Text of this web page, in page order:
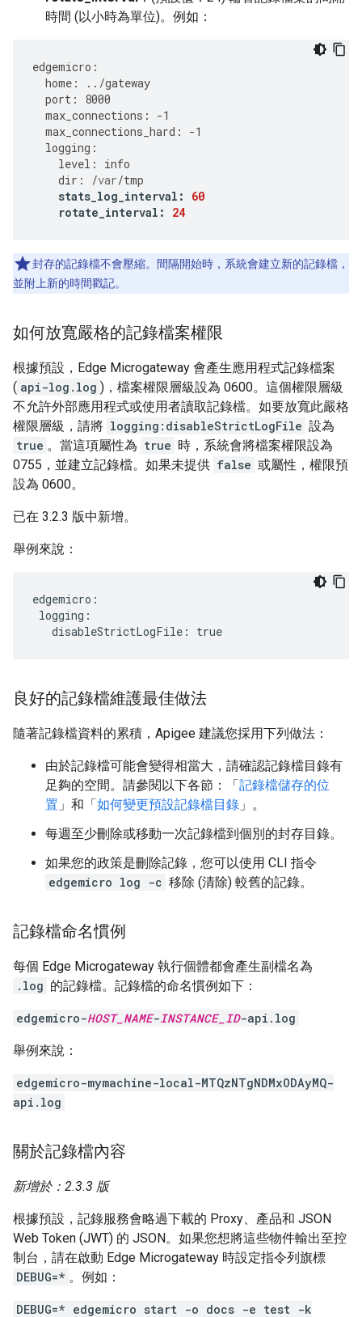
時間 (以小時為單位)。例如：
edgemicro :
home : ../gateway
port :
8000
max_connections : -1
max_connections_hard : -1
logging :
level :
info
dir : /var/tmp
stats_log_interval :
60
rotate_interval : 24
封存的記錄檔不會壓縮。間隔開始時，系統會建立新的記錄檔，
並附上新的時間戳記。
如何放寬嚴格的記錄檔案權限
根據預設，Edge Microgateway 會產生應用程式記錄檔案
( api-log.log )，檔案權限層級設為 0600。這個權限層級
不允許外部應用程式或使用者讀取記錄檔。如要放寬此嚴格
權限層級，請將 logging:disableStrictLogFile 設為
true 。當這項屬性為 true 時，系統會將檔案權限設為
0755，並建立記錄檔。如果未提供 false 或屬性，權限預
設為 0600。
已在 3.2.3 版中新增。
舉例來說：
edgemicro:
logging:
   disableStrictLogFile: true
良好的記錄檔維護最佳做法
隨著記錄檔資料的累積，Apigee 建議您採用下列做法：
由於記錄檔可能會變得相當大，請確認記錄檔目錄有
足夠的空間。請參閱以下各節：「記錄檔儲存的位
置 」和「如何變更預設記錄檔目錄 」。
每週至少刪除或移動一次記錄檔到個別的封存目錄。
如果您的政策是刪除記錄，您可以使用 CLI 指令
edgemicro log -c 移除 (清除) 較舊的記錄。
記錄檔命名慣例
每個 Edge Microgateway 執行個體都會產生副檔名為
.log 的記錄檔。記錄檔的命名慣例如下：
edgemicro-HOST_NAME-INSTANCE_ID-api.log
舉例來說：
edgemicro-mymachine-local-MTQzNTgNDMxODAyMQ-
api.log
關於記錄檔內容
新增於：2.3.3 版
根據預設，記錄服務會略過下載的 Proxy、產品和 JSON
Web Token (JWT) 的 JSON。如果您想將這些物件輸出至控
制台，請在啟動 Edge Microgateway 時設定指令列旗標
DEBUG=* 。例如：
DEBUG=* edgemicro start -o docs -e test -k